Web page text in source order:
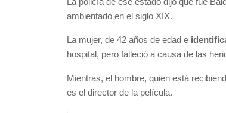
ambientado en el siglo XIX.
La mujer, de 42 años de edad e
hospital, pero falleció a causa de las
Mientras, el hombre, quien está
es el director de la película.